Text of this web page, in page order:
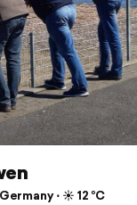
⋅ ☀️ 12 °C